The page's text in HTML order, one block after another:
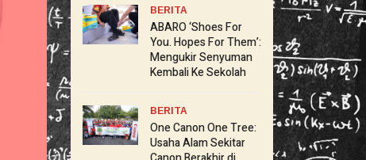
BERITA
ABARO ‘Shoes For
You. Hopes For Them’:
Mengukir Senyuman
Kembali Ke Sekolah
BERITA
One Canon One Tree:
Usaha Alam Sekitar